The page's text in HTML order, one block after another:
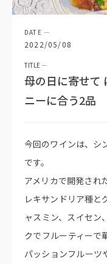
母の日に寄せて
ニーに合う2品
2022/05/08
今回のワインは、シ
です。
アメリカで開発され
レキサンドリア種と
ャスミン、スイセン
クでフルーティーで
パッションフルーツ